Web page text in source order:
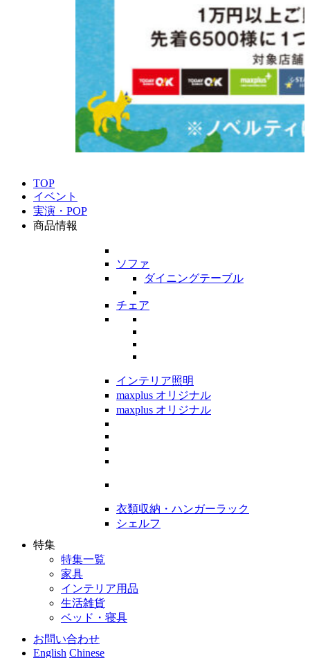
TOP
イベント
実演・POP
商品情報
ソファ
ダイニングテーブル
チェア
インテリア照明
maxplus オリジナル
maxplus オリジナル
衣類収納・ハンガーラック
シェルフ
特集
特集一覧
家具
インテリア用品
生活雑貨
ベッド・寝具
お問い合わせ
English Chinese